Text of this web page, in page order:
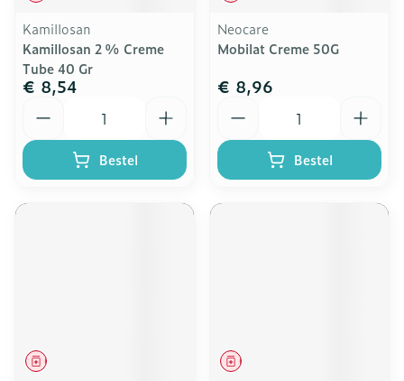
Kamillosan
Kamillosan 2 % Creme
Tube 40 Gr
€ 8,54
Bestel
Neocare
Mobilat Creme 50G
€ 8,96
Bestel
Geneesmiddel Geneesmiddel